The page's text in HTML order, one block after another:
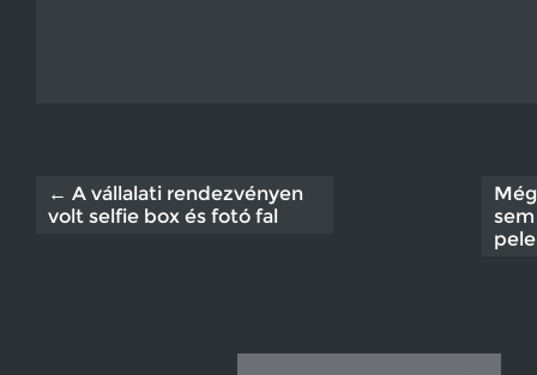
← A vállalati rendezvényen
volt selfie box és fotó fal